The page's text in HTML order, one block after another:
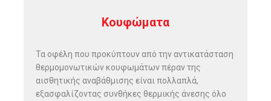
Κουφώματα
Τα οφέλη που προκύπτουν από την αντικατάσταση
θερμομονωτικών κουφωμάτων πέραν της
αισθητικής αναβάθμισης είναι πολλαπλά,
εξασφαλίζοντας συνθήκες θερμικής άνεσης όλο